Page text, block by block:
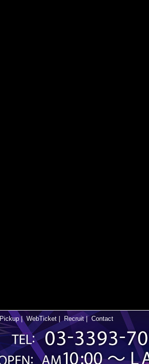
Pickup | WebTicket Recruit| Contact